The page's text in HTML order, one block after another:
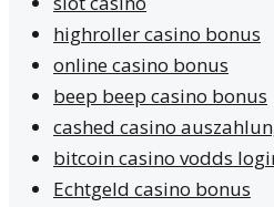
highroller casino bonus
online casino bonus
beep beep casino bonus
cashed casino
bitcoin casino vodds
Echtgeld casino bonus